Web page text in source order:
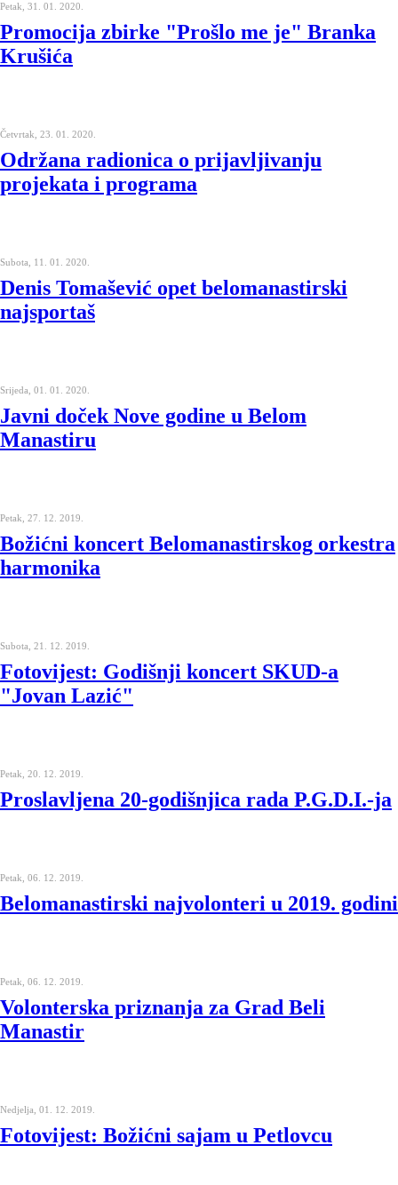
Petak, 31. 01. 2020.
Promocija zbirke "Prošlo me je" Branka
Krušića
Četvrtak, 23. 01. 2020.
Održana radionica o prijavljivanju
projekata i programa
Subota, 11. 01. 2020.
Denis Tomašević opet belomanastirski
najsportaš
Srijeda, 01. 01. 2020.
Javni doček Nove godine u Belom
Manastiru
Petak, 27. 12. 2019.
Božićni koncert Belomanastirskog orkestra
harmonika
Subota, 21. 12. 2019.
Fotovijest: Godišnji koncert SKUD-a
"Jovan Lazić"
Petak, 20. 12. 2019.
Proslavljena 20-godišnjica rada P.G.D.I.-ja
Petak, 06. 12. 2019.
Belomanastirski najvolonteri u 2019. godini
Petak, 06. 12. 2019.
Volonterska priznanja za Grad Beli
Manastir
Nedjelja, 01. 12. 2019.
Fotovijest: Božićni sajam u Petlovcu